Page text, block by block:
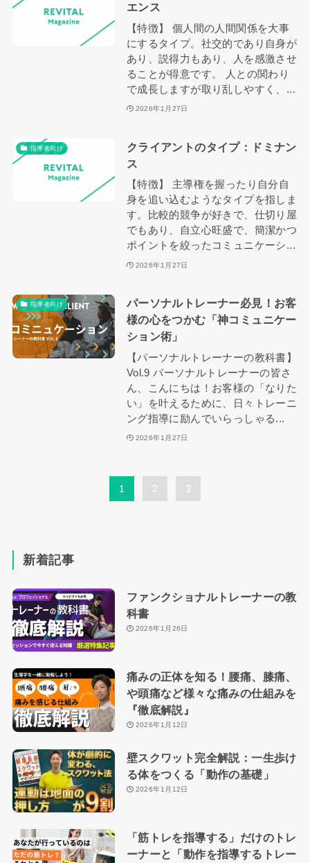
エンス
【特徴】 個人間の人間関係を大事
にするタイプ。社交的であり自身が
あり、説得力もあり、人を感激させ
ることが得意です。 人との関わり
で成長しますが取り乱しやすく、...
2026年1月27日
指導者向け
クライアントのタイプ：ドミナン
ス
【特徴】 主導権を握ったり自分自
身を追い込むようなタイプを指しま
す。比較的競争が好きで、仕切り屋
でもあり、自立心旺盛で、簡潔かつ
ポイントを絞ったコミュニケーシ...
2026年1月27日
指導者向け
パーソナルトレーナー必見！お客
様の心をつかむ「神コミュニケー
ション術」
【パーソナルトレーナーの教科書】
Vol.9 パーソナルトレーナーの皆さ
ん、こんにちは！お客様の「なりた
い」を叶えるために、日々トレーニ
ング指導に励んでいらっしゃる...
2026年1月27日
1 2 3
新着記事
ファンクショナルトレーナーの教
科書
2026年1月26日
痛みの正体を知る！腰痛、膝痛、
や頭痛など様々な痛みの仕組みを
『徹底解説』
2026年1月12日
壁スクワット完全解説：一生歩け
る体をつくる「動作の基礎」
2026年1月12日
「筋トレを指導する」だけのトレ
ーナーと「動作を指導するトレー